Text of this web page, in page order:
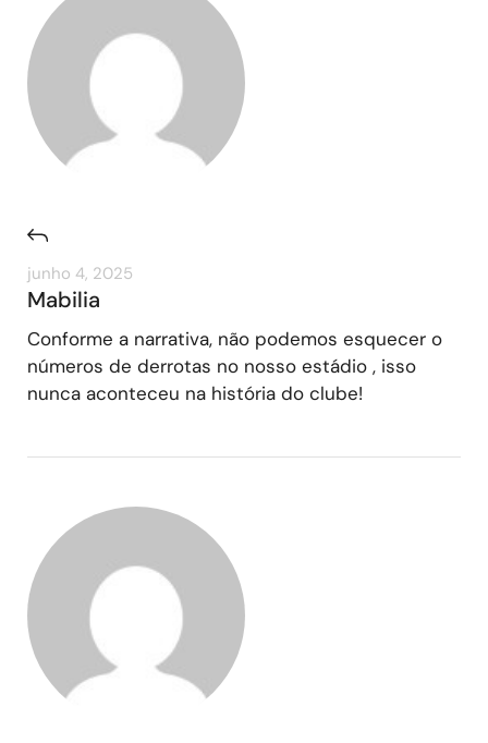
junho 4, 2025
Mabilia
Conforme a narrativa, não podemos esquecer o
números de derrotas no nosso estádio , isso
nunca aconteceu na história do clube!